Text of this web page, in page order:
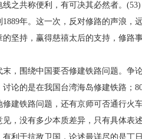
之共称便利，有可决其必然者。 (53)
1889年。这一次，反对修路的声浪，
坚持，赢得慈禧太后的支持，修路
末，围绕中国要否修建铁路问题。争
讨论的是在我国台湾海岛修建铁路；
建铁路问题，还有京师可否通行火
，没有多少本质差异，只有具体表
利于抗敌卫国，论述最详尽的是丁